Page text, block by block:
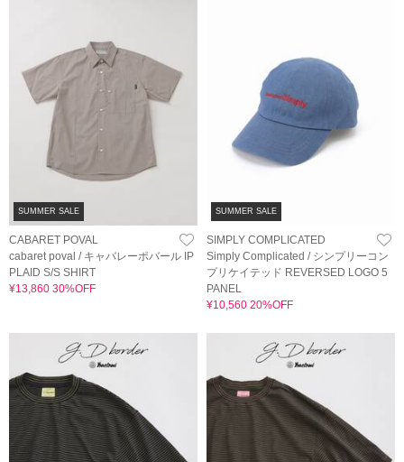
SUMMER SALE
CABARET POVAL
cabaret poval / キャバレーポバール IP
PLAID S/S SHIRT
¥13,860 30%OFF
SUMMER SALE
SIMPLY COMPLICATED
Simply Complicated / シンプリーコン
プリケイテッド REVERSED LOGO 5
PANEL
¥10,560 20%OFF